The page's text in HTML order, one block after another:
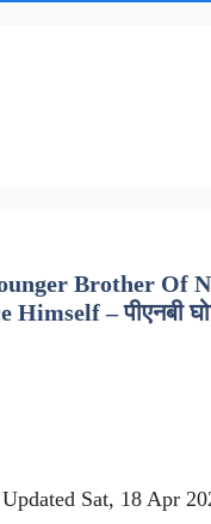
Brother
– पीएनबी
Sat, 18 Apr